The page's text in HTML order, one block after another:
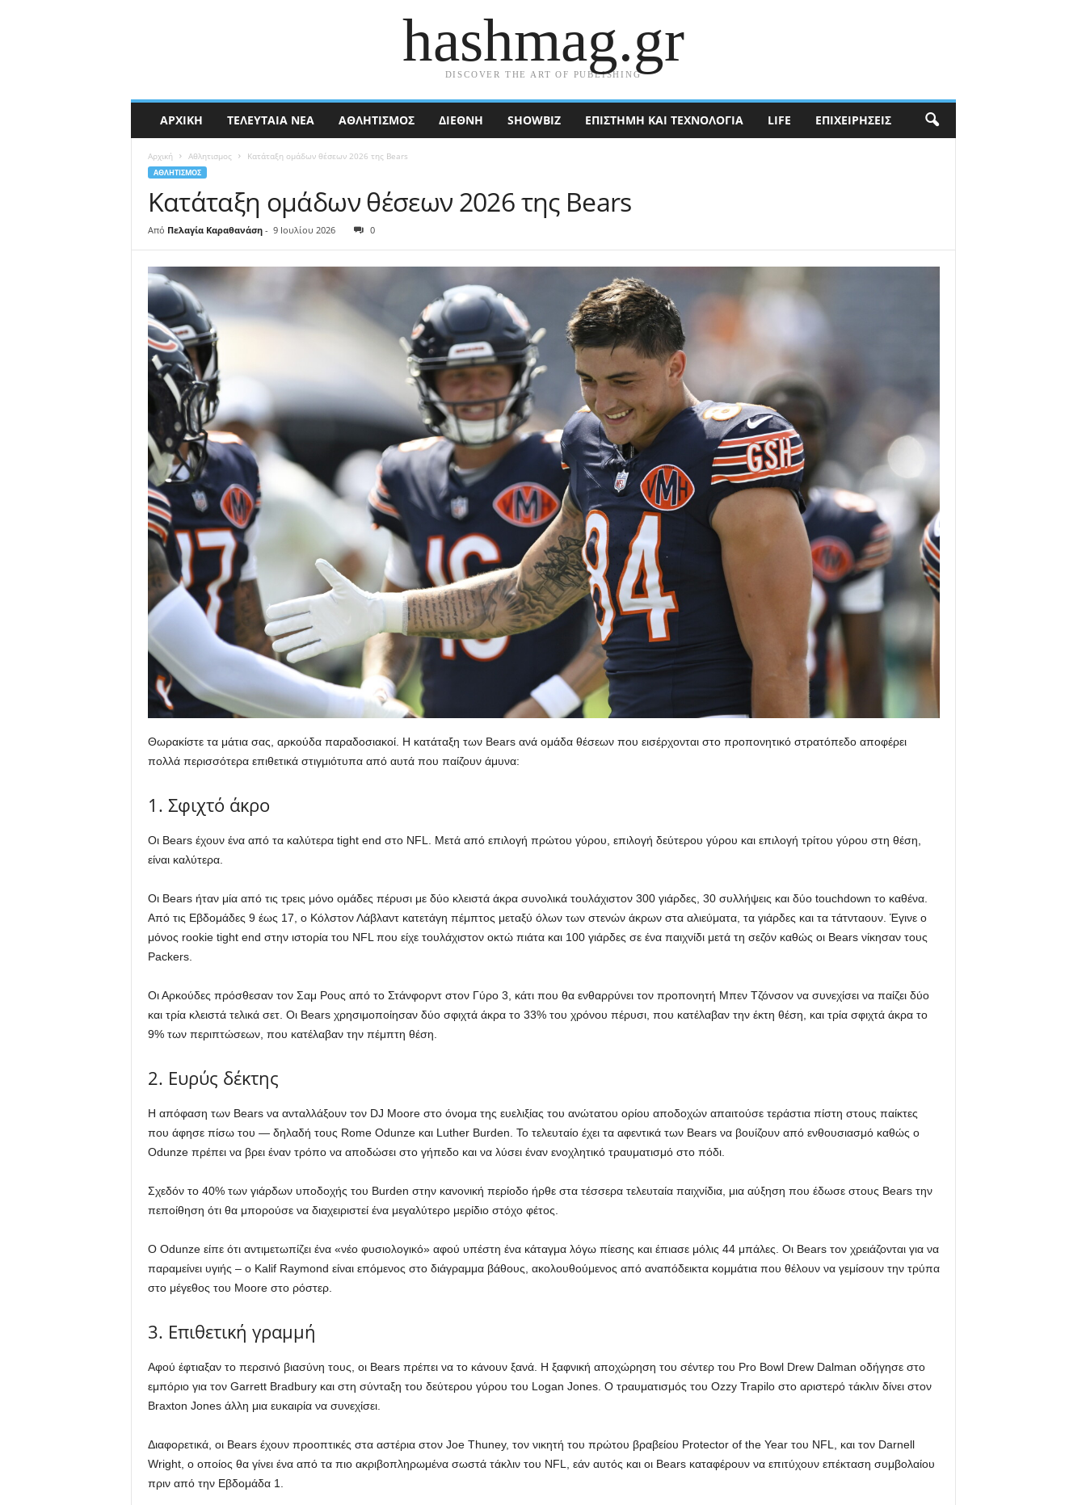
hashmag.gr
DISCOVER THE ART OF PUBLISHING
ΑΡΧΙΚΉ ΤΕΛΕΥΤΑΊΑ ΝΈΑ ΑΘΛΗΤΙΣΜΟΣ ΔΙΕΘΝΉ SHOWBIZ ΕΠΙΣΤΉΜΗ ΚΑΙ ΤΕΧΝΟΛΟΓΊΑ LIFE ΕΠΙΧΕΙΡΉΣΕΙΣ
Αρχική Αθλητισμος Κατάταξη ομάδων θέσεων 2026 της Bears
ΑΘΛΗΤΙΣΜΟΣ
Κατάταξη ομάδων θέσεων 2026 της Bears
Από Πελαγία Καραθανάση - 9 Ιουλίου 2026 0
Θωρακίστε τα μάτια σας, αρκούδα παραδοσιακοί. Η κατάταξη των Bears ανά ομάδα θέσεων που εισέρχονται στο προπονητικό στρατόπεδο αποφέρει
πολλά περισσότερα επιθετικά στιγμιότυπα από αυτά που παίζουν άμυνα:
1. Σφιχτό άκρο
Οι Bears έχουν ένα από τα καλύτερα tight end στο NFL. Μετά από επιλογή πρώτου γύρου, επιλογή δεύτερου γύρου και επιλογή τρίτου γύρου στη θέση,
είναι καλύτερα.
Οι Bears ήταν μία από τις τρεις μόνο ομάδες πέρυσι με δύο κλειστά άκρα συνολικά τουλάχιστον 300 γιάρδες, 30 συλλήψεις και δύο touchdown το καθένα.
Από τις Εβδομάδες 9 έως 17, ο Κόλστον Λάβλαντ κατετάγη πέμπτος μεταξύ όλων των στενών άκρων στα αλιεύματα, τα γιάρδες και τα τάτνταουν. Έγινε ο
μόνος rookie tight end στην ιστορία του NFL που είχε τουλάχιστον οκτώ πιάτα και 100 γιάρδες σε ένα παιχνίδι μετά τη σεζόν καθώς οι Bears νίκησαν τους
Packers.
Οι Αρκούδες πρόσθεσαν τον Σαμ Ρους από το Στάνφορντ στον Γύρο 3, κάτι που θα ενθαρρύνει τον προπονητή Μπεν Τζόνσον να συνεχίσει να παίζει δύο
και τρία κλειστά τελικά σετ. Οι Bears χρησιμοποίησαν δύο σφιχτά άκρα το 33% του χρόνου πέρυσι, που κατέλαβαν την έκτη θέση, και τρία σφιχτά άκρα το
9% των περιπτώσεων, που κατέλαβαν την πέμπτη θέση.
2. Ευρύς δέκτης
Η απόφαση των Bears να ανταλλάξουν τον DJ Moore στο όνομα της ευελιξίας του ανώτατου ορίου αποδοχών απαιτούσε τεράστια πίστη στους παίκτες
που άφησε πίσω του — δηλαδή τους Rome Odunze και Luther Burden. Το τελευταίο έχει τα αφεντικά των Bears να βουίζουν από ενθουσιασμό καθώς ο
Odunze πρέπει να βρει έναν τρόπο να αποδώσει στο γήπεδο και να λύσει έναν ενοχλητικό τραυματισμό στο πόδι.
Σχεδόν το 40% των γιάρδων υποδοχής του Burden στην κανονική περίοδο ήρθε στα τέσσερα τελευταία παιχνίδια, μια αύξηση που έδωσε στους Bears την
πεποίθηση ότι θα μπορούσε να διαχειριστεί ένα μεγαλύτερο μερίδιο στόχο φέτος.
Ο Odunze είπε ότι αντιμετωπίζει ένα «νέο φυσιολογικό» αφού υπέστη ένα κάταγμα λόγω πίεσης και έπιασε μόλις 44 μπάλες. Οι Bears τον χρειάζονται για να
παραμείνει υγιής – ο Kalif Raymond είναι επόμενος στο διάγραμμα βάθους, ακολουθούμενος από αναπόδεικτα κομμάτια που θέλουν να γεμίσουν την τρύπα
στο μέγεθος του Moore στο ρόστερ.
3. Επιθετική γραμμή
Αφού έφτιαξαν το περσινό βιασύνη τους, οι Bears πρέπει να το κάνουν ξανά. Η ξαφνική αποχώρηση του σέντερ του Pro Bowl Drew Dalman οδήγησε στο
εμπόριο για τον Garrett Bradbury και στη σύνταξη του δεύτερου γύρου του Logan Jones. Ο τραυματισμός του Ozzy Trapilo στο αριστερό τάκλιν δίνει στον
Braxton Jones άλλη μια ευκαιρία να συνεχίσει.
Διαφορετικά, οι Bears έχουν προοπτικές στα αστέρια στον Joe Thuney, τον νικητή του πρώτου βραβείου Protector of the Year του NFL, και τον Darnell
Wright, ο οποίος θα γίνει ένα από τα πιο ακριβοπληρωμένα σωστά τάκλιν του NFL, εάν αυτός και οι Bears καταφέρουν να επιτύχουν επέκταση συμβολαίου
πριν από την Εβδομάδα 1.